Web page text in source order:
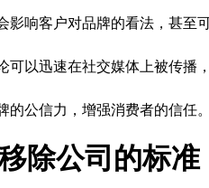
影响客户对品牌的看法，甚至
可以迅速在社交媒体上被传播
的公信力，增强消费者的信任。
除公司的标准